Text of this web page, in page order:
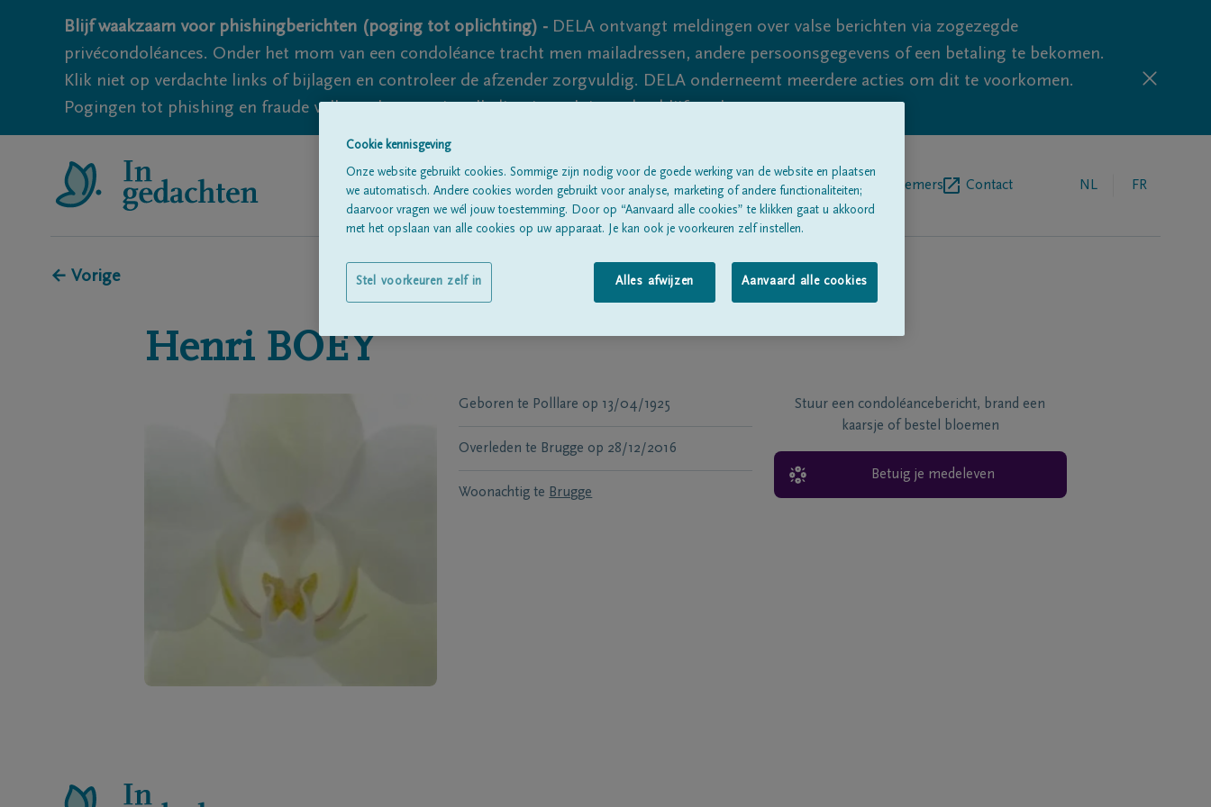
Blijf waakzaam voor phishingberichten (poging tot oplichting) - DELA ontvangt meldingen over valse berichten via zogezegde
privécondoléances. Onder het mom van een condoléance tracht men mailadressen, andere persoonsgegevens of een betaling te bekomen.
Klik niet op verdachte links of bijlagen en controleer de afzender zorgvuldig. DELA onderneemt meerdere acties om dit te voorkomen.
Pogingen tot phishing en fraude vallen echter nooit volledig uit te sluiten, dus blijf waakzaam.
Alle rouwberichtenOver onsBegrafenisondernemers Contact NL FR
← Vorige
Henri BOEY
Geboren te Polllare op 13/04/1925
Overleden te Brugge op 28/12/2016
Woonachtig te Brugge
Stuur een condoléancebericht, brand een
kaarsje of bestel bloemen
Betuig je medeleven
Cookie kennisgeving
Onze website gebruikt cookies. Sommige zijn nodig voor de goede werking van de website en plaatsen
we automatisch. Andere cookies worden gebruikt voor analyse, marketing of andere functionaliteiten;
daarvoor vragen we wél jouw toestemming. Door op “Aanvaard alle cookies” te klikken gaat u akkoord
met het opslaan van alle cookies op uw apparaat. Je kan ook je voorkeuren zelf instellen.
Alles afwijzen Aanvaard alle cookies
Stel voorkeuren zelf in